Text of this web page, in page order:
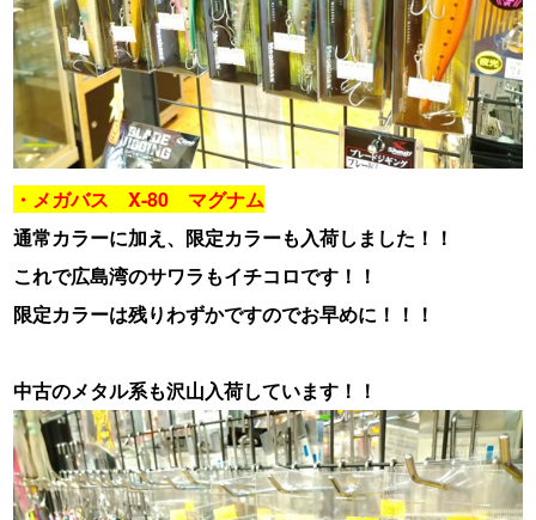
・メガバス X-80 マグナム
通常カラーに加え、限定カラーも入荷しました！！
これで広島湾のサワラもイチコロです！！
限定カラーは残りわずかですのでお早めに！！！
中古のメタル系も沢山入荷しています！！